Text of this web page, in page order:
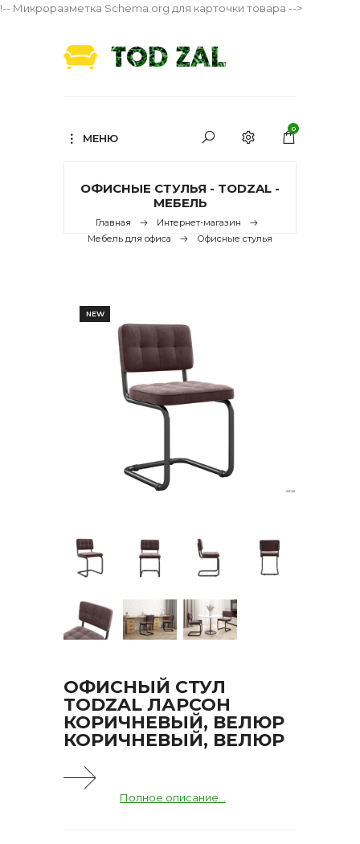
!-- Микроразметка Schema.org для карточки товара -->
МЕНЮ
0
ОФИСНЫЕ СТУЛЬЯ - TODZAL -
МЕБЕЛЬ
Главная
Интернет-магазин
Мебель для офиса
Офисные стулья
NEW
ОФИСНЫЙ СТУЛ
TODZAL ЛАРСОН
КОРИЧНЕВЫЙ, ВЕЛЮР
КОРИЧНЕВЫЙ, ВЕЛЮР
Полное описание...